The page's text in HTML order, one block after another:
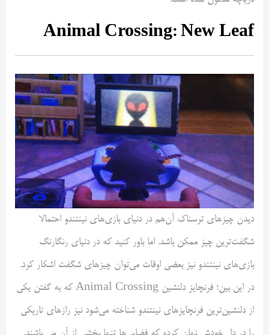
Animal Crossing: New Leaf
دیدن چیزهای ترسناک آن‌هم در دنیای بازی‌های نینتندو احتمالا
شگفت‌ترین چیز ممکن باشد. اما باور کنید که در دنیای رنگارنگ
بازی‌های نینتندو نیز بعضی اوقات می‌توان چیزهای شگفت اشکار کرد.
در این بین؛ فرنچایز دلنشین Animal Crossing که به گفتن یکی
از دلنشین‌ترین فرنچایزهای نینتندو شناخته می‌شود نیز رازهای تاریکی